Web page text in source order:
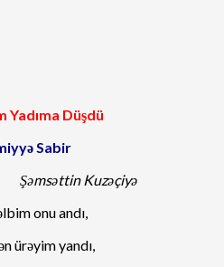
Yadıma Düşdü
Sabir
Kuzəçiyə
onu andı,
ürəyim yandı,